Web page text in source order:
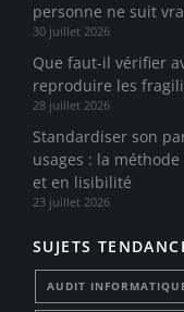
personne ne suit
30 juillet 2026
Que faut-il vérifier
reproduire les
28 juillet 2026
Standardiser son
usages : la
et en lisibilité
23 juillet 2026
SUJETS
AUDIT